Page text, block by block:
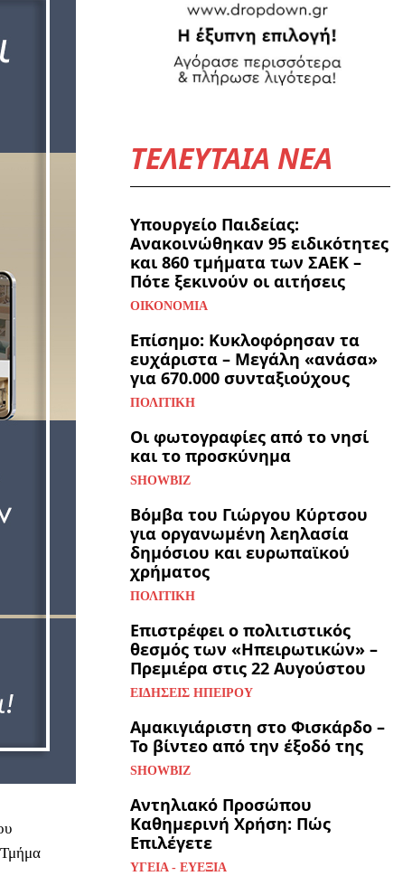
Τμήμα
ΤΕΛΕΥΤΑΙΑ ΝΕΑ
Υπουργείο Παιδείας:
Ανακοινώθηκαν 95 ειδικότητες
και 860 τμήματα των ΣΑΕΚ –
Πότε ξεκινούν οι αιτήσεις
ΟΙΚΟΝΟΜΊΑ
Επίσημο: Κυκλοφόρησαν τα
ευχάριστα – Μεγάλη «ανάσα»
για 670.000 συνταξιούχους
ΠΟΛΙΤΙΚΉ
Οι φωτογραφίες από το νησί
και το προσκύνημα
SHOWBIZ
Βόμβα του Γιώργου Κύρτσου
για οργανωμένη λεηλασία
δημόσιου και ευρωπαϊκού
χρήματος
ΠΟΛΙΤΙΚΉ
Επιστρέφει ο πολιτιστικός
θεσμός των «Ηπειρωτικών» –
Πρεμιέρα στις 22 Αυγούστου
ΕΙΔΉΣΕΙΣ ΗΠΕΊΡΟΥ
Αμακιγιάριστη στο Φισκάρδο –
Το βίντεο από την έξοδό της
SHOWBIZ
Αντηλιακό Προσώπου
Καθημερινή Χρήση: Πώς
Επιλέγετε
ΥΓΕΊΑ - ΕΥΕΞΊΑ